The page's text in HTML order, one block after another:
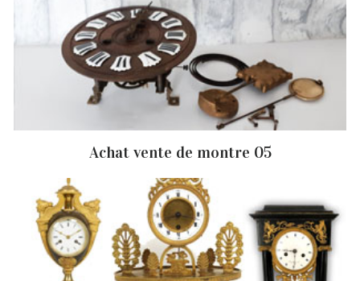
Achat vente de montre 05